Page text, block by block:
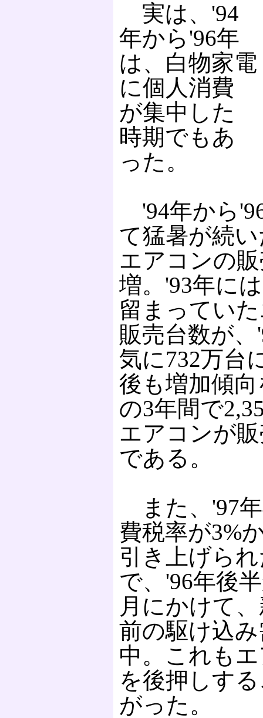
実は、'94
年から'96年
は、白物家電
に個人消費
が集中した
時期でもあ
った。
'94年から
て猛暑が続
エアコンの
増。'93年に
留まってい
販売台数が
気に732万台
後も増加傾
の3年間で
エアコンが
である。
また、'97
費税率が3%
引き上げら
で、'96年後
月にかけて
前の駆け込
中。これも
を後押しす
がった。